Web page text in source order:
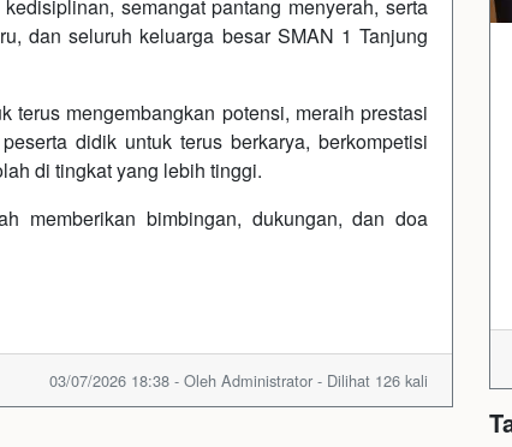
semangat pantang menyerah, serta
dan seluruh keluarga besar SMAN 1 Tanjung
mengembangkan potensi, meraih prestasi
didik untuk terus berkarya, berkompetisi
di tingkat yang lebih tinggi.
memberikan bimbingan, dukungan, dan doa
03/07/2026 18:38 - Oleh Administrator - Dilihat 126 kali